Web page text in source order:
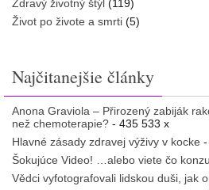
Zdravý životný štýl (119)
Život po živote a smrti (5)
Najčitanejšie články
Anona Graviola – Přirozený zabiják
než chemoterapie? - 435 533 x
Hlavné zásady zdravej výživy v kocke
Šokujúce Video! …alebo viete čo
Vědci vyfotografovali lidskou duši, jak